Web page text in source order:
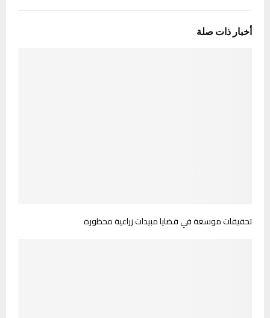
أخبار ذات صلة
تحقيقات موسعة في قضايا مبيدات زراعية محظورة